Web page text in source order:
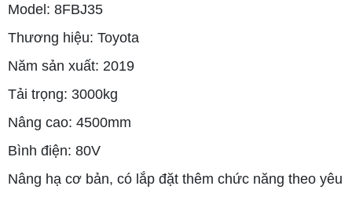
Model: 8FBJ35
Thương hiệu: Toyota
Năm sản xuất: 2019
Tải trọng: 3000kg
Nâng cao: 4500mm
Bình điện: 80V
Nâng hạ cơ bản, có lắp đặt thêm chức năng theo yêu